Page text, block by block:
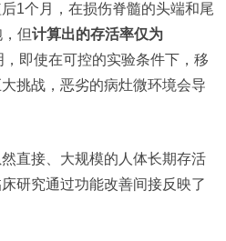
1个月，在损伤脊髓的头端和尾
但计算出的存活率仅为
，即使在可控的实验条件下，移
挑战，恶劣的病灶微环境会导
然直接、大规模的人体长期存活
研究通过功能改善间接反映了